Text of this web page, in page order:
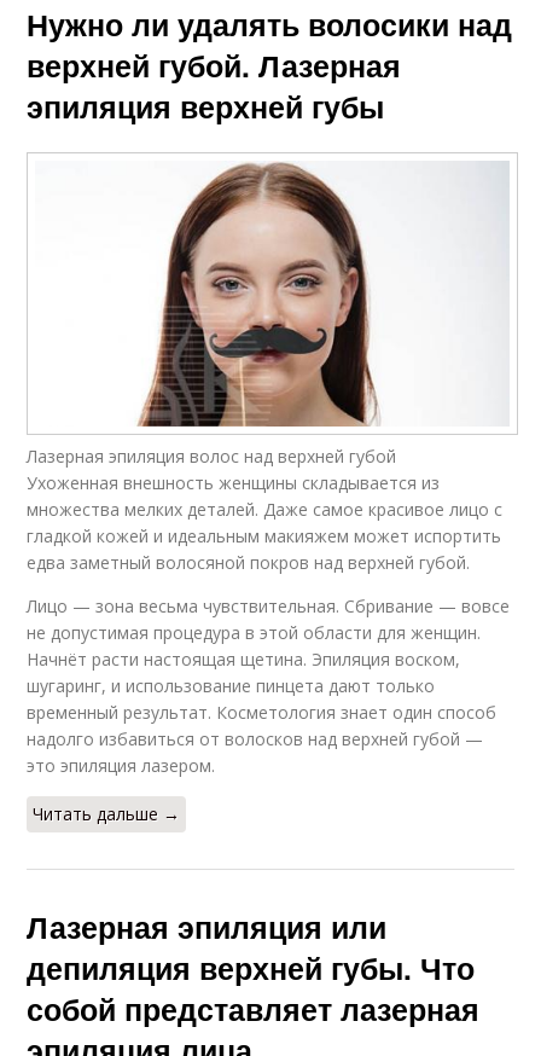
Нужно ли удалять волосики над
верхней губой. Лазерная
эпиляция верхней губы
Лазерная эпиляция волос над верхней губой
Ухоженная внешность женщины складывается из
множества мелких деталей. Даже самое красивое лицо с
гладкой кожей и идеальным макияжем может испортить
едва заметный волосяной покров над верхней губой.
Лицо — зона весьма чувствительная. Сбривание — вовсе
не допустимая процедура в этой области для женщин.
Начнёт расти настоящая щетина. Эпиляция воском,
шугаринг, и использование пинцета дают только
временный результат. Косметология знает один способ
надолго избавиться от волосков над верхней губой —
это эпиляция лазером.
Читать дальше →
Лазерная эпиляция или
депиляция верхней губы. Что
собой представляет лазерная